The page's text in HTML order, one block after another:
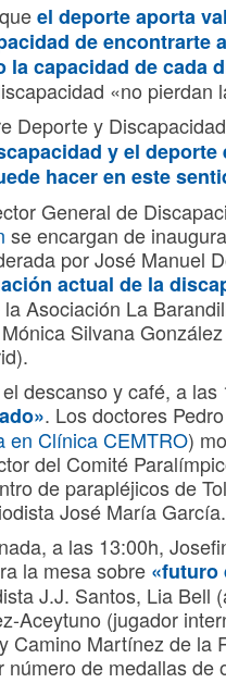
el deporte aporta
de encontrarte
la capacidad de cada
«no pierdan
Deporte y
y el
hacer en este
General de
se encargan de
por José Manuel
actual de la
Asociación La
Silvana
descanso y café, a
. Los doctores
en Clínica CEMTRO)
del Comité
de parapléjicos de
José María García.
a las 13:00h,
la mesa sobre «futuro
J.J. Santos, Lia Bell
Aceytuno (jugador
Camino Martínez de la
número de medallas